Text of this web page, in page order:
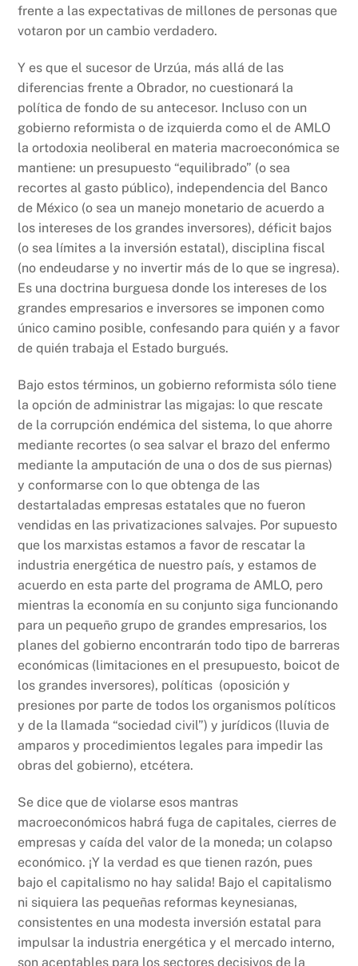
frente a las expectativas de millones de personas que
votaron por un cambio verdadero.
Y es que el sucesor de Urzúa, más allá de las
diferencias frente a Obrador, no cuestionará la
política de fondo de su antecesor. Incluso con un
gobierno reformista o de izquierda como el de AMLO
la ortodoxia neoliberal en materia macroeconómica se
mantiene: un presupuesto “equilibrado” (o sea
recortes al gasto público), independencia del Banco
de México (o sea un manejo monetario de acuerdo a
los intereses de los grandes inversores), déficit bajos
(o sea límites a la inversión estatal), disciplina fiscal
(no endeudarse y no invertir más de lo que se ingresa).
Es una doctrina burguesa donde los intereses de los
grandes empresarios e inversores se imponen como
único camino posible, confesando para quién y a favor
de quién trabaja el Estado burgués.
Bajo estos términos, un gobierno reformista sólo tiene
la opción de administrar las migajas: lo que rescate
de la corrupción endémica del sistema, lo que ahorre
mediante recortes (o sea salvar el brazo del enfermo
mediante la amputación de una o dos de sus piernas)
y conformarse con lo que obtenga de las
destartaladas empresas estatales que no fueron
vendidas en las privatizaciones salvajes. Por supuesto
que los marxistas estamos a favor de rescatar la
industria energética de nuestro país, y estamos de
acuerdo en esta parte del programa de AMLO, pero
mientras la economía en su conjunto siga funcionando
para un pequeño grupo de grandes empresarios, los
planes del gobierno encontrarán todo tipo de barreras
económicas (limitaciones en el presupuesto, boicot de
los grandes inversores), políticas (oposición y
presiones por parte de todos los organismos políticos
y de la llamada “sociedad civil”) y jurídicos (lluvia de
amparos y procedimientos legales para impedir las
obras del gobierno), etcétera.
Se dice que de violarse esos mantras
macroeconómicos habrá fuga de capitales, cierres de
empresas y caída del valor de la moneda; un colapso
económico. ¡Y la verdad es que tienen razón, pues
bajo el capitalismo no hay salida! Bajo el capitalismo
ni siquiera las pequeñas reformas keynesianas,
consistentes en una modesta inversión estatal para
impulsar la industria energética y el mercado interno,
son aceptables para los sectores decisivos de la